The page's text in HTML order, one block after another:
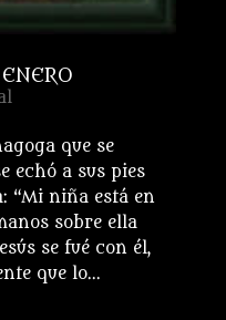
que se
echó a sus pies
“Mi niña está en
sobre ella
se fué con él,
que lo...